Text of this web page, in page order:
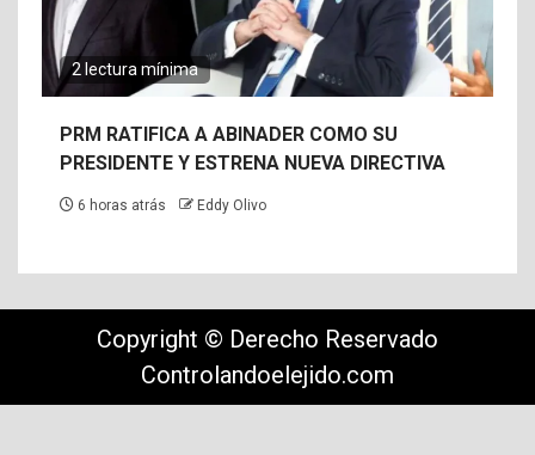
2 lectura mínima
PRM RATIFICA A ABINADER COMO SU
PRESIDENTE Y ESTRENA NUEVA DIRECTIVA
6 horas atrás Eddy Olivo
Copyright © Derecho Reservado
Controlandoelejido.com